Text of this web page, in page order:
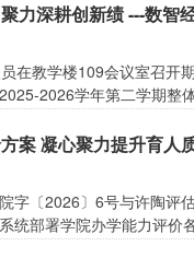
在教学楼109会议室召开
2026学年第二学期整
划新学期教学提质、迎评
字〔2026〕6号与许陶评
统部署学院办学能力评价